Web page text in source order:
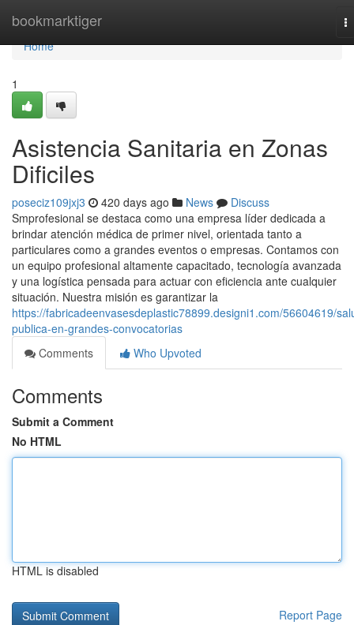
bookmarktiger
Home
Home
1
Asistencia Sanitaria en Zonas
Dificiles
poseciz109jxj3 420 days ago News
Discuss
Smprofesional se destaca como una empresa líder dedicada a
brindar atención médica de primer nivel, orientada tanto a
particulares como a grandes eventos o empresas. Contamos con
un equipo profesional altamente capacitado, tecnología avanzada
y una logística pensada para actuar con eficiencia ante cualquier
situación. Nuestra misión es garantizar la
https://fabricadeenvasesdeplastic78899.designi1.com/56604619/
publica-en-grandes-convocatorias
Comments
Who Upvoted
Comments
Submit a Comment
No HTML
HTML is disabled
Report Page